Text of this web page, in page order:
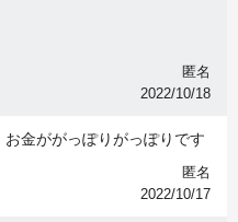
匿名
2022/10/18
金ががっぽりがっぽりです
匿名
2022/10/17